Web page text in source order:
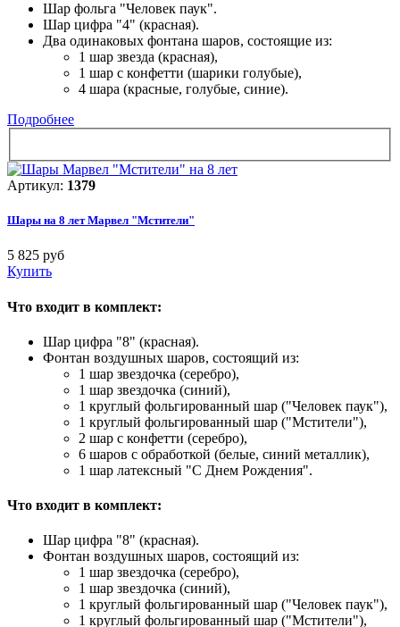
Шар фольга "Человек паук".
Шар цифра "4" (красная).
Два одинаковых фонтана шаров, состоящие из:
1 шар звезда (красная),
1 шар с конфетти (шарики голубые),
4 шара (красные, голубые, синие).
Подробнее
Артикул: 1379
Шары на 8 лет Марвел "Мстители"
5 825 руб
Купить
Что входит в комплект:
Шар цифра "8" (красная).
Фонтан воздушных шаров, состоящий из:
1 шар звездочка (серебро),
1 шар звездочка (синий),
1 круглый фольгированный шар ("Человек паук"),
1 круглый фольгированный шар ("Мстители"),
2 шар с конфетти (серебро),
6 шаров с обработкой (белые, синий металлик),
1 шар латексный "С Днем Рождения".
Что входит в комплект:
Шар цифра "8" (красная).
Фонтан воздушных шаров, состоящий из:
1 шар звездочка (серебро),
1 шар звездочка (синий),
1 круглый фольгированный шар ("Человек паук"),
1 круглый фольгированный шар ("Мстители"),